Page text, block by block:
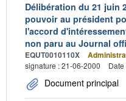
Délibération du 21 juin
pouvoir au président
l'accord
non paru au Journal
EQUT0010110X
signature : 21-06-2000
Document principal